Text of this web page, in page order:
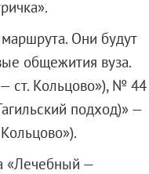
Они будут
общежития вуза.
ст. Кольцово»), № 44
подход)» —
«Лечебный —